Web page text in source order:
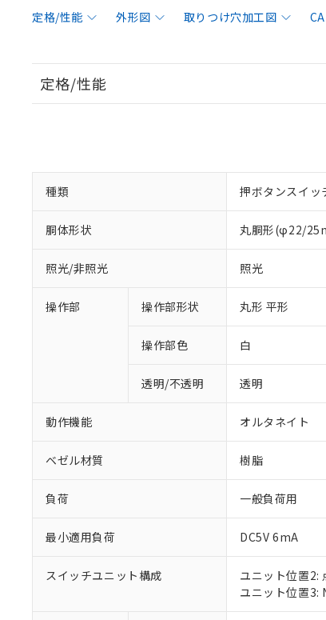
定格/性能 外形図 取りつけ穴加工図
定格/性能
種類 押ボタンスイッ
胴体形状 丸胴形(φ22/
照光/非照光 照光
操作部 操作部形状 丸形 平形
操作部色 白
透明/不透明 透明
動作機能 オルタネイト
ベゼル材質 樹脂
負荷 一般負荷用
最小適用負荷 DC5V 6mA
スイッチユニット構成
ユニット位置2:
ユニット位置3: